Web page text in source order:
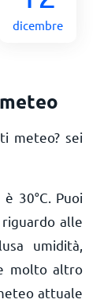
dicembre
meteo? sei
è 30°C . Puoi
alle
umidità,
molto altro
attuale